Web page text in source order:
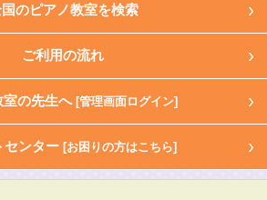
のピアノ教室を検索
ご利用の流れ
室の先生へ [管理画面ログイン]
センター [お困りの方はこちら]